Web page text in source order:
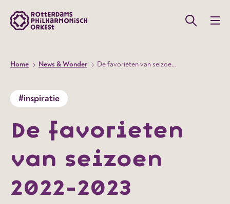
Home News & Wonder De favorieten van seizoen 2022-2023
#inspiratie
De favorieten
van seizoen
2022-2023